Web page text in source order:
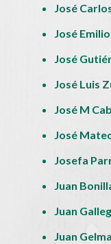
José
José
José
José Luis
José M
José
Josefa
Juan
Juan
Juan